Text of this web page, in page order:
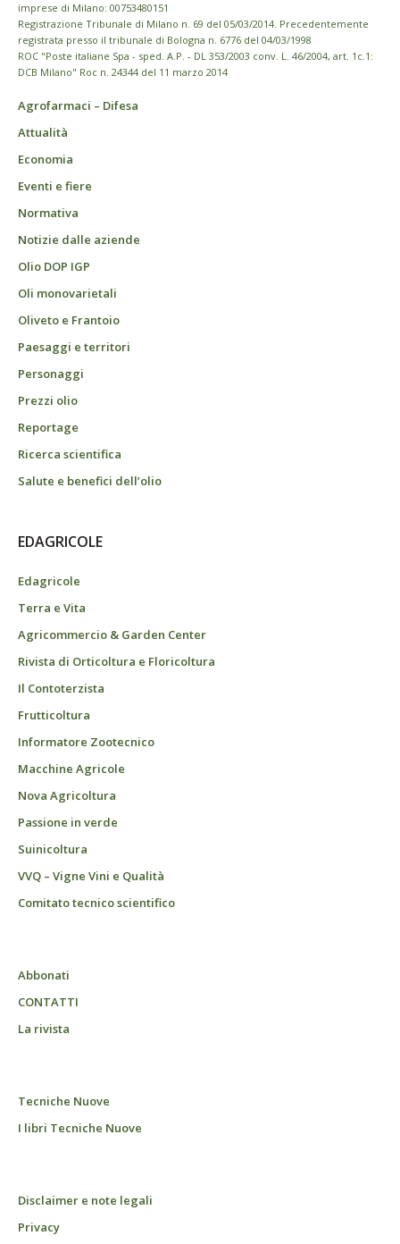
imprese di Milano: 00753480151
Registrazione Tribunale di Milano n. 69 del 05/03/2014. Precedentemente
registrata presso il tribunale di Bologna n. 6776 del 04/03/1998
ROC "Poste italiane Spa - sped. A.P. - DL 353/2003 conv. L. 46/2004, art. 1c.1:
DCB Milano" Roc n. 24344 del 11 marzo 2014
Agrofarmaci – Difesa
Attualità
Economia
Eventi e fiere
Normativa
Notizie dalle aziende
Olio DOP IGP
Oli monovarietali
Oliveto e Frantoio
Paesaggi e territori
Personaggi
Prezzi olio
Reportage
Ricerca scientifica
Salute e benefici dell’olio
EDAGRICOLE
Edagricole
Terra e Vita
Agricommercio & Garden Center
Rivista di Orticoltura e Floricoltura
Il Contoterzista
Frutticoltura
Informatore Zootecnico
Macchine Agricole
Nova Agricoltura
Passione in verde
Suinicoltura
VVQ – Vigne Vini e Qualità
Comitato tecnico scientifico
Abbonati
CONTATTI
La rivista
Tecniche Nuove
I libri Tecniche Nuove
Disclaimer e note legali
Privacy